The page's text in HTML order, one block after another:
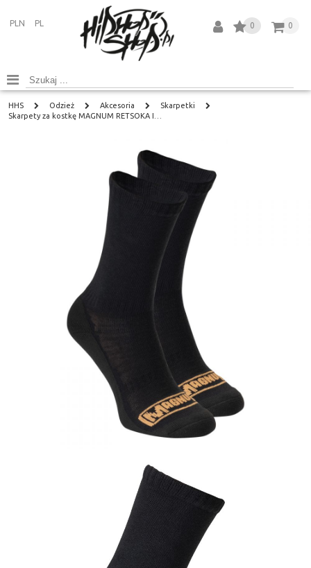
PLN PL 0
0
HHS Odzież Akcesoria
Skarpetki
Skarpety za kostkę MAGNUM RETSOKA I…